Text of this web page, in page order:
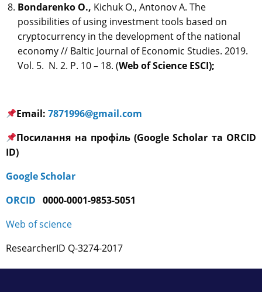
Bondarenko O., Kichuk O., Antonov A. The
possibilities of using investment tools based on
cryptocurrency in the development of the national
economy // Baltic Journal of Economic Studies. 2019.
Vol. 5. N. 2. Р. 10 – 18. (Web of Science ESCI);
Email:7871996@gmail.com
Посилання на профіль (Google Scholar та ORCID
ID)
Google Scholar
ORCID 0000-0001-9853-5051
Web of science
ResearcherID Q-3274-2017